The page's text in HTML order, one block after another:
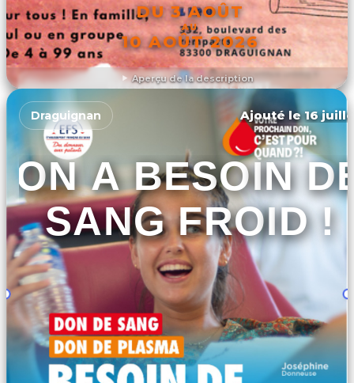
Aperçu de la description
DU 3 AOÛT
AU
10 AOÛT 2026
DÉCOUVRIR L'ÉVÉNEMENT
Draguignan Ajouté le 16
ON A BESOIN
SANG FROID !